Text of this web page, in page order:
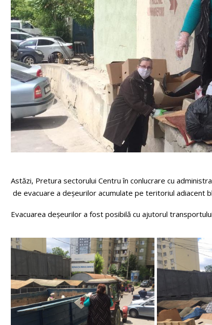
Astăzi, Pretura sectorului Centru în conlucrare cu
de evacuare a deșeurilor acumulate pe teritoriul adiacent
Evacuarea deșeurilor a fost posibilă cu ajutorul